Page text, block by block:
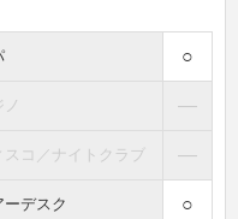
○
ノ ―
スコ／ナイトクラブ ―
ーデスク ○